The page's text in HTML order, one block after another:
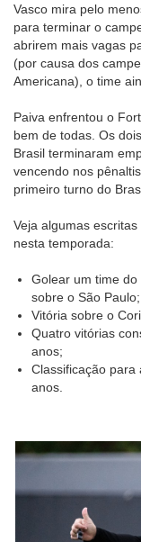
Vasco mira pelo
para terminar o
abrirem mais vagas
(por causa dos
Americana), o time
Paiva enfrentou o
bem de todas. Os
Brasil terminaram
vencendo nos
primeiro turno do
Veja algumas
nesta temporada:
Golear um time
sobre o São Paulo;
Vitória sobre o
Quatro vitórias
anos;
Classificação para
anos.